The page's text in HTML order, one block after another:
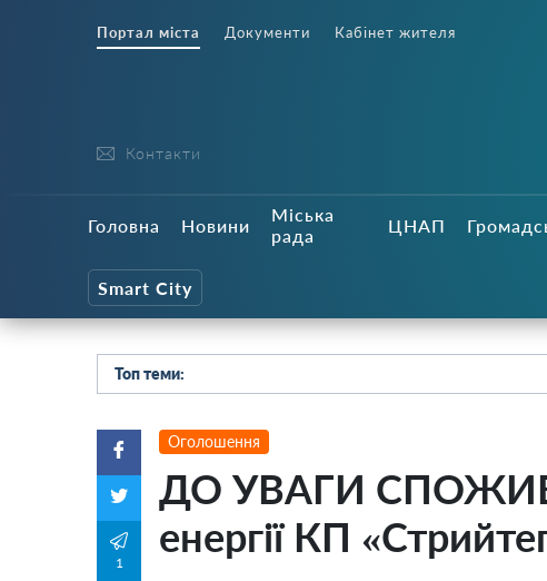
Портал міста Документи Кабінет жителя
Контакти
Головна Новини
Міська
рада
ЦНАП
Smart City
Топ теми:
1
Оголошення
ДО УВАГИ
енергії КП